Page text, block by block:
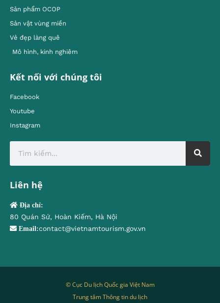
Sản phẩm OCOP
Sản vật vùng miền
Vẻ đẹp làng quê
Mô hình, kinh nghiêm
Kết nối với chúng tôi
Facebook
Youtube
Instagram
Liên hệ
Địa chỉ:
80 Quán Sứ, Hoàn Kiếm, Hà Nội
Email:contact@vietnamtourism.gov.vn
© Cục Du lịch Quốc gia Việt Nam
Trung tâm Thông tin du lịch